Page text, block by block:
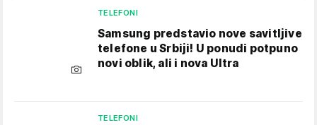
TELEFONI
Samsung predstavio nove savitljive
telefone u Srbiji! U ponudi potpuno
novi oblik, ali i nova Ultra
TELEFONI